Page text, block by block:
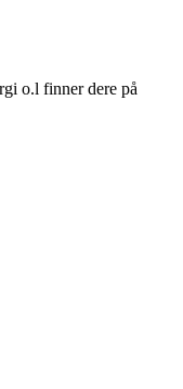
o.l finner dere på